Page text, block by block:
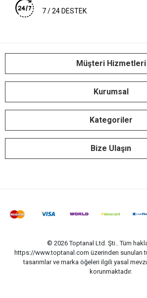
7 / 24 DESTEK
Müşteri Hizmetleri
Kurumsal
Kategoriler
Bize Ulaşın
© 2026 Toptanal Ltd. Şti.. Tüm
https://www.toptanal.com üzerinden sunulan
tasarımlar ve marka öğeleri ilgili yasal
korunmaktadır.